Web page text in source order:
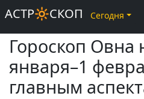
Гороскоп Овна
января–1
главным
АСТР🔆СКОП Сегодня